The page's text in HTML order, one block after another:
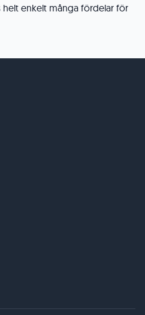
enkelt många fördelar för